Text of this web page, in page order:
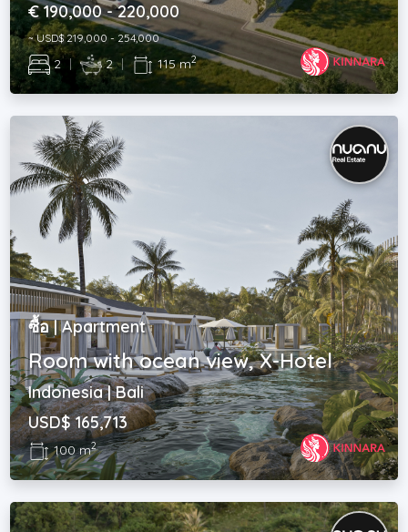
€ 190,000 - 220,000
~ USD$ 219,000 - 254,000
2 | 2 | 115 m2
ซื้อ | Apartment
Room with ocean view, X-Hotel
Indonesia | Bali
USD$ 165,713
100 m2